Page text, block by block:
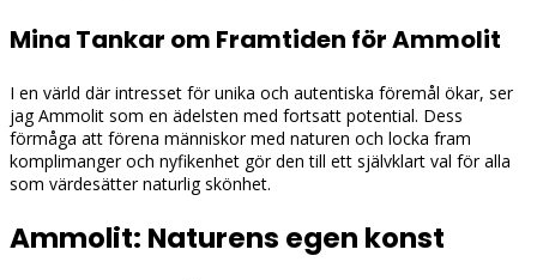
Mina Tankar om Framtiden för Ammolit
I en värld där intresset för unika och autentiska föremål ökar, ser
jag Ammolit som en ädelsten med fortsatt potential. Dess
förmåga att förena människor med naturen och locka fram
komplimanger och nyfikenhet gör den till ett självklart val för alla
som värdesätter naturlig skönhet.
Ammolit: Naturens egen konst